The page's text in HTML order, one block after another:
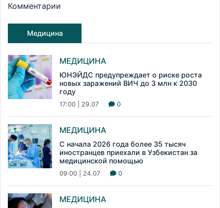
Комментарии
Медицина
МЕДИЦИНА
ЮНЭЙДС предупреждает о риске роста
новых заражений ВИЧ до 3 млн к 2030
году
17:00 | 29.07 0
МЕДИЦИНА
С начала 2026 года более 35 тысяч
иностранцев приехали в Узбекистан за
медицинской помощью
09:00 | 24.07 0
МЕДИЦИНА